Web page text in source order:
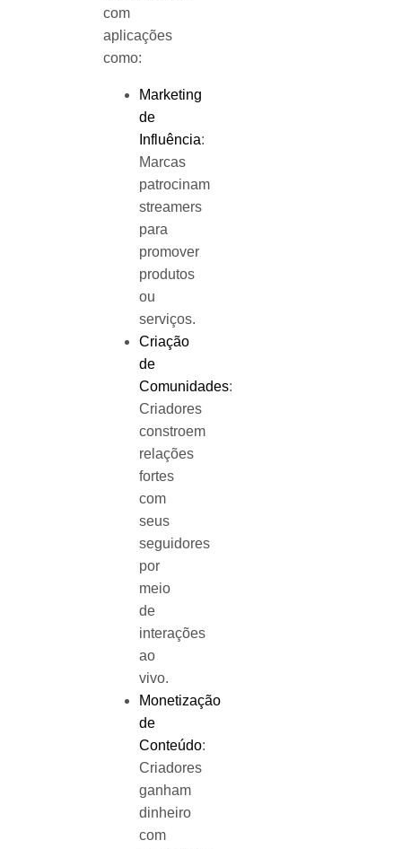
com
aplicações
como:
Marketing
de
Influência:
Marcas
patrocinam
streamers
para
promover
produtos
ou
serviços.
Criação
de
Comunidades:
Criadores
constroem
relações
fortes
com
seus
seguidores
por
meio
de
interações
ao
vivo.
Monetização
de
Conteúdo:
Criadores
ganham
dinheiro
com